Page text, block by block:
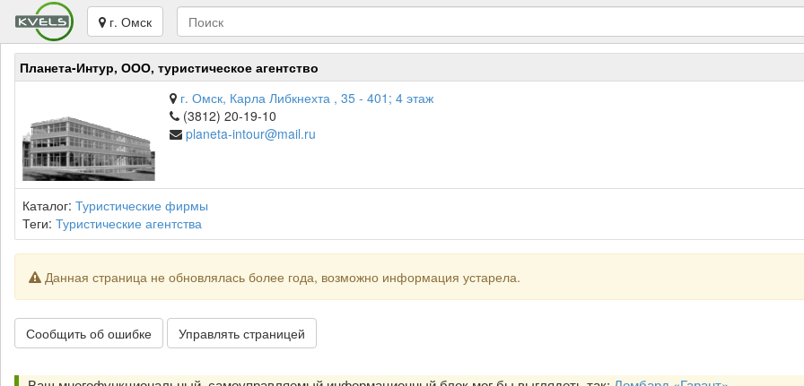
г. Омск
Планета-Интур, ООО, туристическое агентство
г. Омск, Карла Либкнехта , 35 - 401; 4 этаж
(3812) 20-19-10
planeta-intour@mail.ru
Каталог: Туристические фирмы
Теги: Туристические агентства
Данная страница не обновлялась более года, возможно информация устарела.
Сообщить об ошибке Управлять страницей